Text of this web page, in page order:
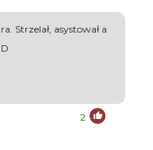
Strzelał, asystował a
2